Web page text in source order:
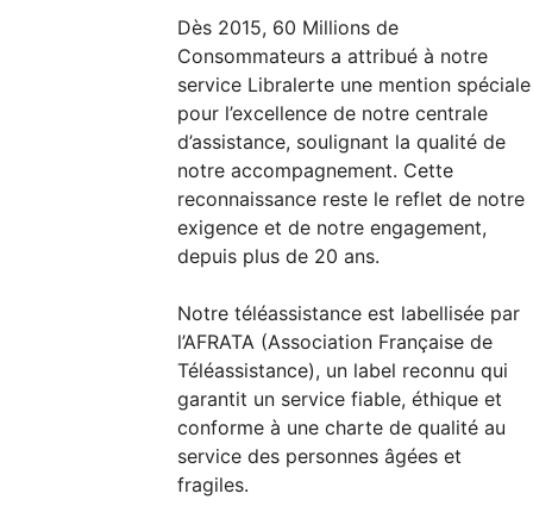
Dès 2015, 60 Millions de
Consommateurs a attribué à notre
service Libralerte une mention spéciale
pour l’excellence de notre centrale
d’assistance, soulignant la qualité de
notre accompagnement. Cette
reconnaissance reste le reflet de notre
exigence et de notre engagement,
depuis plus de 20 ans.
Notre téléassistance est labellisée par
l’AFRATA (Association Française de
Téléassistance), un label reconnu qui
garantit un service fiable, éthique et
conforme à une charte de qualité au
service des personnes âgées et
fragiles.